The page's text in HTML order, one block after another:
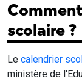
scolaire ?
Le calendrier
ministère de